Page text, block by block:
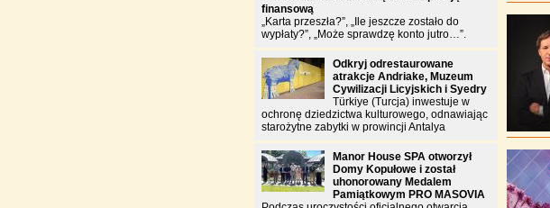
finansową
„Karta przeszła?”, „Ile jeszcze zostało do
wypłaty?”, „Może sprawdzę konto jutro…”.
Odkryj odrestaurowane
atrakcje Andriake, Muzeum
Cywilizacji Licyjskich i Syedry
Türkiye (Turcja) inwestuje w
ochronę dziedzictwa kulturowego, odnawiając
starożytne zabytki w prowincji Antalya
Manor House SPA otworzył
Domy Kopułowe i został
uhonorowany Medalem
Pamiątkowym PRO MASOVIA